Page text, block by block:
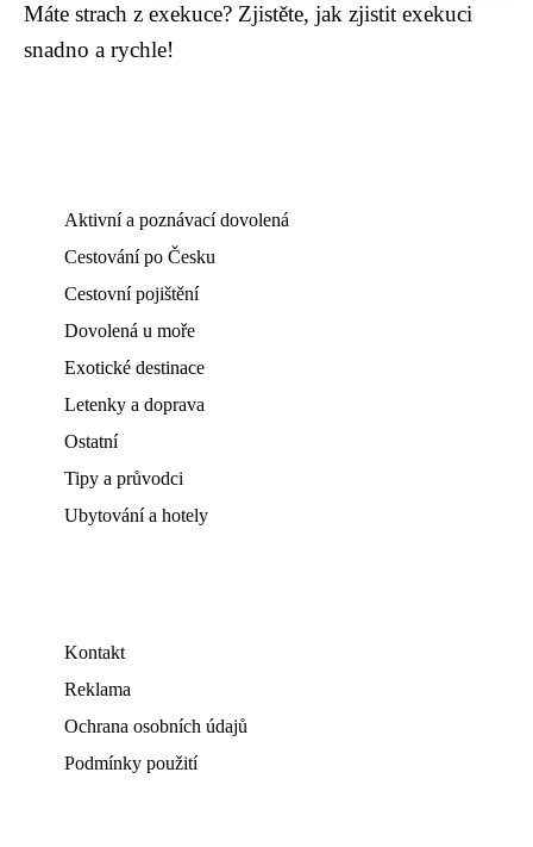
Máte strach z exekuce? Zjistěte, jak zjistit exekuci
snadno a rychle!
Aktivní a poznávací dovolená
Cestování po Česku
Cestovní pojištění
Dovolená u moře
Exotické destinace
Letenky a doprava
Ostatní
Tipy a průvodci
Ubytování a hotely
Kontakt
Reklama
Ochrana osobních údajů
Podmínky použití